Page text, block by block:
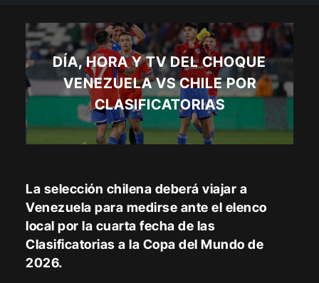
DÍA, HORA Y TV DEL CHOQUE
VENEZUELA VS CHILE POR
CLASIFICATORIAS
La selección chilena deberá viajar a
Venezuela para medirse ante el elenco
local por la cuarta fecha de las
Clasificatorias a la Copa del Mundo de
2026.